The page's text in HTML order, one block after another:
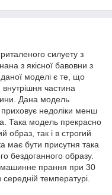
силуету з
з якісної бавовни з
моделі є те, що
частина
Дана модель
приховує недоліки менш
Така модель прекрасно
образ, так і в строгий
має бути присутня така
бездоганного образу.
машинне прання при 30
температурі.